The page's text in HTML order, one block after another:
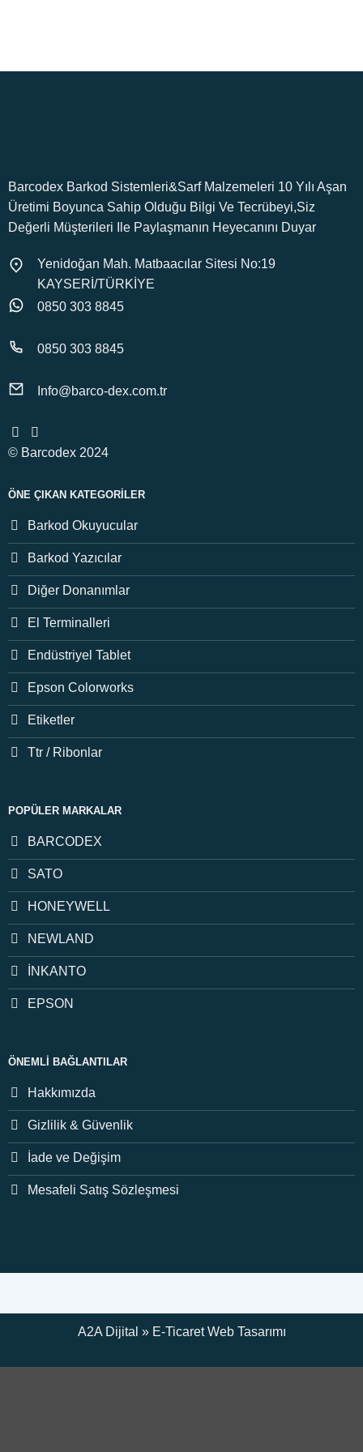
Barcodex Barkod Sistemleri&Sarf Malzemeleri 10 Yılı Aşan
Üretimi Boyunca Sahip Olduğu Bilgi Ve Tecrübeyi,Siz
Değerli Müşterileri Ile Paylaşmanın Heyecanını Duyar
Yenidoğan Mah. Matbaacılar Sitesi No:19
KAYSERİ/TÜRKİYE
0850 303 8845
0850 303 8845
Info@barco-dex.com.tr
© Barcodex 2024
ÖNE ÇIKAN KATEGORILER
Barkod Okuyucular
Barkod Yazıcılar
Diğer Donanımlar
El Terminalleri
Endüstriyel Tablet
Epson Colorworks
Etiketler
Ttr / Ribonlar
POPÜLER MARKALAR
BARCODEX
SATO
HONEYWELL
NEWLAND
İNKANTO
EPSON
ÖNEMLI BAĞLANTILAR
Hakkımızda
Gizlilik & Güvenlik
İade ve Değişim
Mesafeli Satış Sözleşmesi
A2A Dijital » E-TicaretWeb Tasarımı